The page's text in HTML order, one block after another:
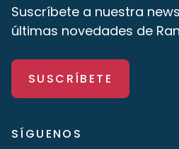
Suscríbete a nuestra
últimas novedades de
SUSCRÍBETE
SÍGUENOS